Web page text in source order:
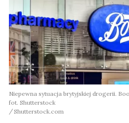
Niepewna sytuacja brytyjskiej drogerii.
fot. Shutterstock
Shutterstock.com